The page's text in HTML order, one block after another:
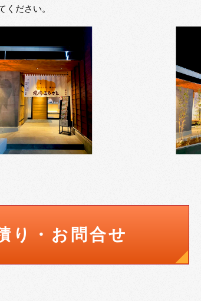
ください。
り・お問合せ